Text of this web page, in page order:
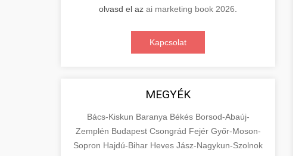
olvasd el az ai marketing book 2026
Kapcsolat
MEGYÉK
Bács-Kiskun Baranya Békés Borsod-Abaúj-
Zemplén Budapest Csongrád Fejér Győr-Moson-
Sopron Hajdú-Bihar Heves Jász-Nagykun-Szolnok